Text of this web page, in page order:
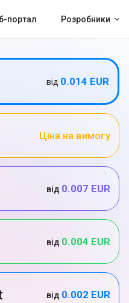
портал Розробники
від 0.014 EUR
Ціна на вимогу
від 0.007 EUR
від 0.004 EUR
від 0.002 EUR